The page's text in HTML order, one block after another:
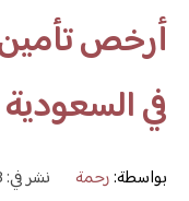
أرخص
في السعودية 1445
بواسطة:رحمة نشر في: 13 مايو، 2023